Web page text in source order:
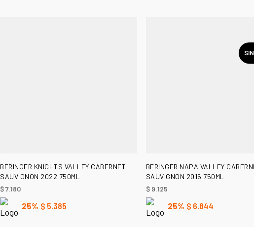
AÑADIR AL CARRITO
BERINGER KNIGHTS VALLEY CABERNET
SAUVIGNON 2022 750ML
$7.180
25% $ 5.385
LEER MÁS
BERINGER NAPA VALLEY
SAUVIGNON 2016 750ML
$9.125
25% $ 6.844